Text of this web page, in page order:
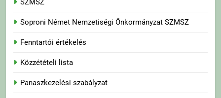
SZMSZ
Soproni Német Nemzetiségi Önkormányzat SZMSZ
Fenntartói értékelés
Közzétételi lista
Panaszkezelési szabályzat